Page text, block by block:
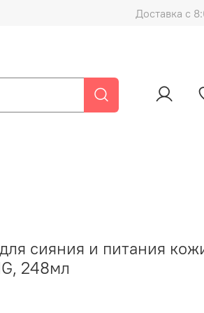
Доставка с
сияния и питания
248мл